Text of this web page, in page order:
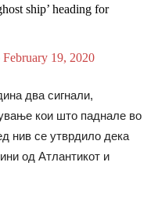
ship’ heading for
February 19, 2020
два сигнали,
кои што паднале во
нив се утврдило дека
од Атлантикот и